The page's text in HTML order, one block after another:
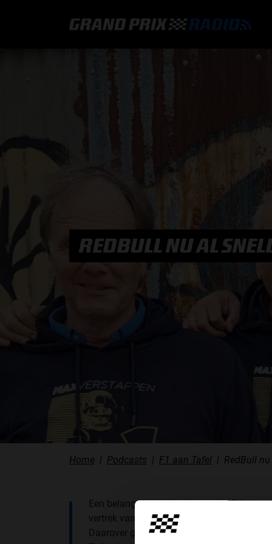
REDBULL NU AL
Home Podcasts F1 aan Tafel RedBull
Een belangrijke verklaring van de FIA, het
vertrek van Michael Masi, maar ook de
Daarover gaat het in de nieuwste aflevering
PROGRAMMERING
COMMENTATOREN
PODCAST PRESENTATOREN
PODCAST F1 AAN TAFEL
PODCAST AUTOSPORT AAN TAFEL